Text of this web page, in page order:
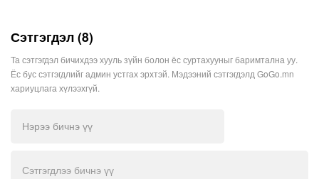
Сэтгэгдэл (8)
Та сэтгэгдэл бичихдээ хууль зүйн болон ёс суртахууныг баримтална уу.
Ёс бус сэтгэгдлийг админ устгах эрхтэй. Мэдээний сэтгэгдэлд GoGo.mn
хариуцлага хүлээхгүй.